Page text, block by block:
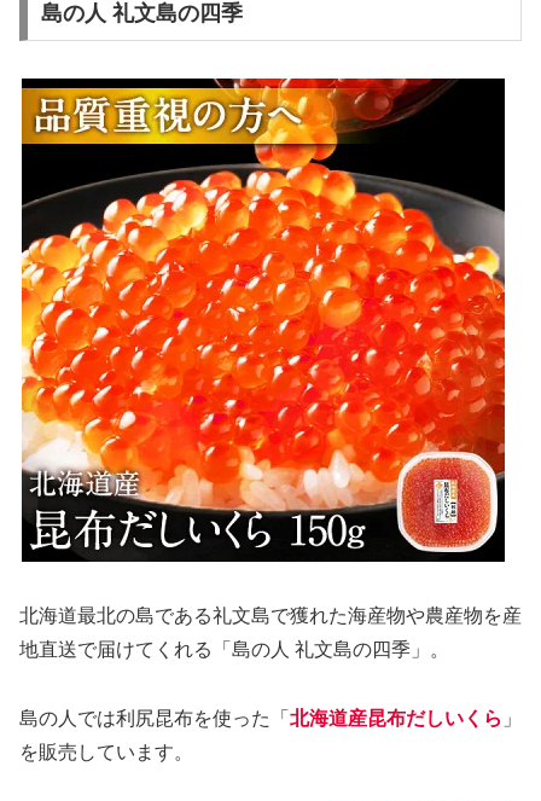
島の人 礼文島の四季
北海道最北の島である礼文島で獲れた海産物や農産物を産
地直送で届けてくれる「島の人 礼文島の四季」。
島の人では利尻昆布を使った「 北海道産昆布だしいくら 」
を販売しています。